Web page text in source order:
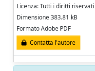
Licenza: Tutti i diritti
Dimensione 383.81 kB
Formato Adobe PDF
Contatta l'autore